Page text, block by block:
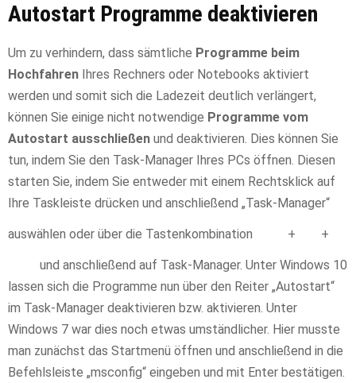
Autostart Programme deaktivieren
Um zu verhindern, dass sämtliche Programme beim
Hochfahren Ihres Rechners oder Notebooks aktiviert
werden und somit sich die Ladezeit deutlich verlängert,
können Sie einige nicht notwendige Programme vom
Autostart ausschließen und deaktivieren. Dies können Sie
tun, indem Sie den Task-Manager Ihres PCs öffnen. Diesen
starten Sie, indem Sie entweder mit einem Rechtsklick auf
Ihre Taskleiste drücken und anschließend „Task-Manager“
auswählen oder über die Tastenkombination + +
und anschließend auf Task-Manager. Unter Windows 10
lassen sich die Programme nun über den Reiter „Autostart“
im Task-Manager deaktivieren bzw. aktivieren. Unter
Windows 7 war dies noch etwas umständlicher. Hier musste
man zunächst das Startmenü öffnen und anschließend in die
Befehlsleiste „msconfig“ eingeben und mit Enter bestätigen.